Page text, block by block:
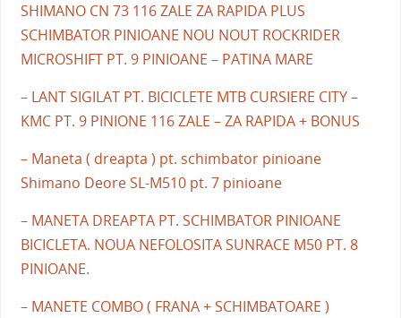
SHIMANO CN 73 116 ZALE ZA RAPIDA PLUS
SCHIMBATOR PINIOANE NOU NOUT ROCKRIDER
MICROSHIFT PT. 9 PINIOANE – PATINA MARE
– LANT SIGILAT PT. BICICLETE MTB CURSIERE CITY –
KMC PT. 9 PINIONE 116 ZALE – ZA RAPIDA + BONUS
– Maneta ( dreapta ) pt. schimbator pinioane
Shimano Deore SL-M510 pt. 7 pinioane
– MANETA DREAPTA PT. SCHIMBATOR PINIOANE
BICICLETA. NOUA NEFOLOSITA SUNRACE M50 PT. 8
PINIOANE.
– MANETE COMBO ( FRANA + SCHIMBATOARE )